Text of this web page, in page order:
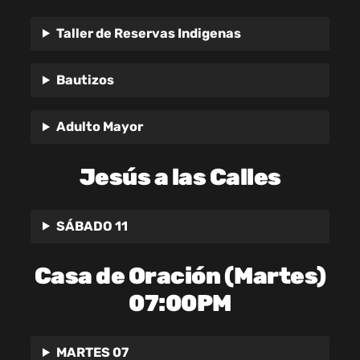
Taller de Reservas Indigenas
Bautizos
Adulto Mayor
Jesús a las Calles
SÁBADO 11
Casa de Oración (Martes)
07:00PM
MARTES 07